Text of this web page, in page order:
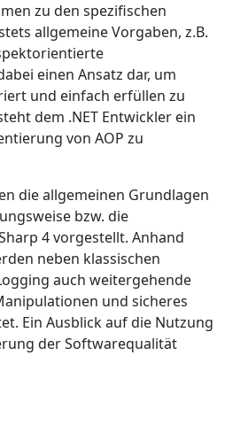
zu den spezifischen
allgemeine Vorgaben, z.B.
einen Ansatz dar, um
und einfach erfüllen zu
dem .NET Entwickler ein
von AOP zu
die allgemeinen Grundlagen
bzw. die
4 vorgestellt. Anhand
neben klassischen
auch weitergehende
und sicheres
Ein Ausblick auf die Nutzung
der Softwarequalität